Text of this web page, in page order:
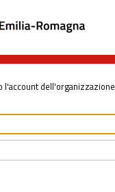
l'account dell'organizzazione